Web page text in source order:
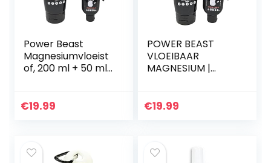
Power Beast
Magnesiumvloeist
of, 200 ml + 50 ml
vloeibaar krijt,
€19.99
POWER BEAST
VLOEIBAAR
MAGNESIUM |
Extreme Crossfit
€19.99